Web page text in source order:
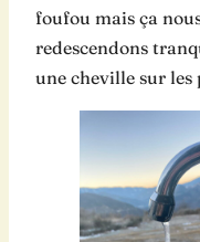
foufou mais ça
redescendons
une cheville sur les